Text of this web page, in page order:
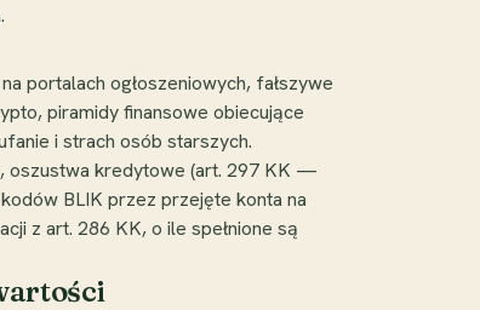
portalach ogłoszeniowych, fałszywe
piramidy finansowe obiecujące
i strach osób starszych.
oszustwa kredytowe (art. 297 KK —
BLIK przez przejęte konta na
z art. 286 KK, o ile spełnione są